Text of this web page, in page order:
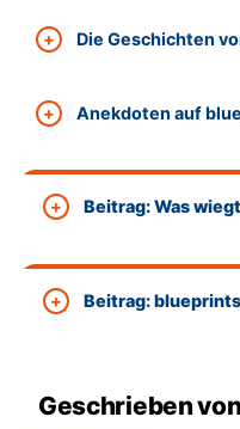
Die Geschichten
Anekdoten auf
Beitrag: Was
Beitrag:
Geschrieben von